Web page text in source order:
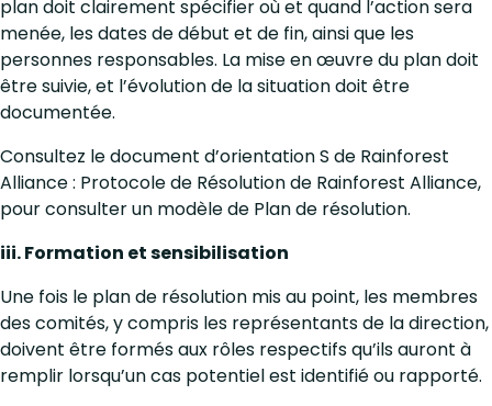
plan doit clairement spécifier où et quand l’action sera
menée, les dates de début et de fin, ainsi que les
personnes responsables. La mise en œuvre du plan doit
être suivie, et l’évolution de la situation doit être
documentée.
Consultez le document d’orientation S de Rainforest
Alliance : Protocole de Résolution de Rainforest Alliance,
pour consulter un modèle de Plan de résolution.
iii. Formation et sensibilisation
Une fois le plan de résolution mis au point, les membres
des comités, y compris les représentants de la direction,
doivent être formés aux rôles respectifs qu’ils auront à
remplir lorsqu’un cas potentiel est identifié ou rapporté.